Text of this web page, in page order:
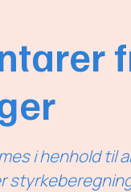
i henhold til